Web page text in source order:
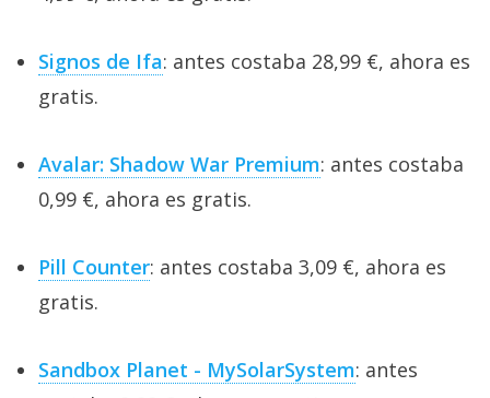
Signos de Ifa: antes costaba 28,99 €, ahora es
gratis.
Avalar: Shadow War Premium: antes costaba
0,99 €, ahora es gratis.
Pill Counter: antes costaba 3,09 €, ahora es
gratis.
Sandbox Planet - MySolarSystem: antes